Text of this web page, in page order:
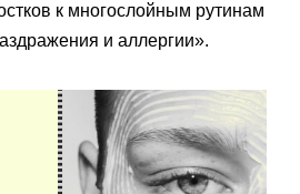
к многослойным рутинам
и аллергии»‎.